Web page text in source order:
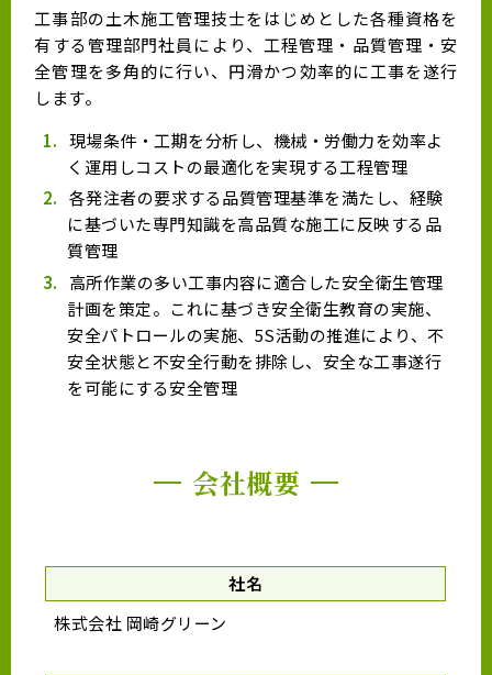
工事部の土木施工管理技士をはじめとした各種資格を
有する管理部門社員により、工程管理・品質管理・安
全管理を多角的に行い、円滑かつ効率的に工事を遂行
します。
現場条件・工期を分析し、機械・労働力を効率よ
く運用しコストの最適化を実現する工程管理
各発注者の要求する品質管理基準を満たし、経験
に基づいた専門知識を高品質な施工に反映する品
質管理
高所作業の多い工事内容に適合した安全衛生管理
計画を策定。これに基づき安全衛生教育の実施、
安全パトロールの実施、5S活動の推進により、不
安全状態と不安全行動を排除し、安全な工事遂行
を可能にする安全管理
会社概要
社名
株式会社 岡崎グリーン